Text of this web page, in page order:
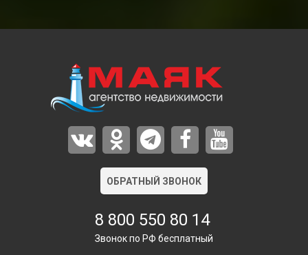
ОБРАТНЫЙ ЗВОНОК
8 800 550 80 14
Звонок по РФ бесплатный